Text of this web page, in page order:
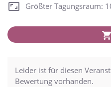
Größter Tagungsraum:
Leider ist für diesen
Bewertung vorhanden.